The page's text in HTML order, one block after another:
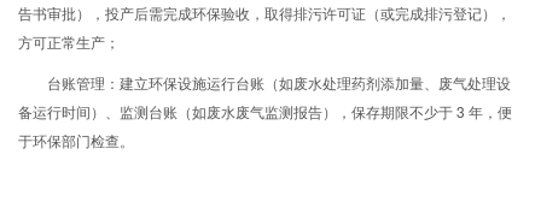
告书审批），投产后需完成环保验收，取得排污许可证（或完成排污登记），
方可正常生产；
台账管理：建立环保设施运行台账（如废水处理药剂添加量、废气处理设
备运行时间）、监测台账（如废水废气监测报告），保存期限不少于 3 年，便
于环保部门检查。